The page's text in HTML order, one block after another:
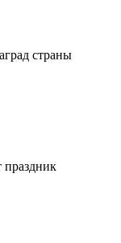
страны